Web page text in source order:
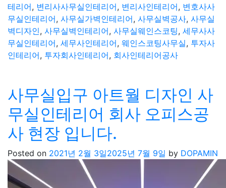
테리어, 변리사사무실인테리어, 변리사인테리어, 변호사사
무실인테리어, 사무실가벽인테리어, 사무실벽공사, 사무실
벽디자인, 사무실벽인테리어, 사무실웨인스코팅, 세무사사
무실인테리어, 세무사인테리어, 웨인스코팅사무실, 투자사
인테리어, 투자회사인테리어, 회사인테리어공사
사무실입구 아트월 디자인 사
무실인테리어 회사 오피스공
사 현장 입니다.
Posted on 2021년 2월 3일2025년 7월 9일 by DOPAMIN